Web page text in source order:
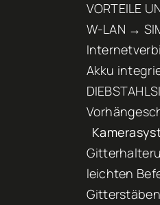
VORTEILE
W-LAN →
Akku
leichten